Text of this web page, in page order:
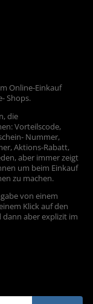
Online-Einkauf
Shops.
die
Vorteilscode,
Nummer,
Aktions-Rabatt,
aber immer zeigt
um beim Einkauf
zu machen.
von einem
Klick auf den
dann aber explizit im